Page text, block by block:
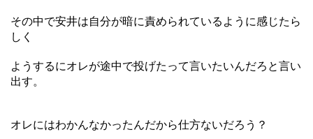
その中で安井は自分が暗に責められているように感じたら
しく
ようするにオレが途中で投げたって言いたいんだろと言い
出す。
オレにはわかんなかったんだから仕方ないだろう？